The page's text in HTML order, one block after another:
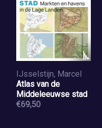
IJsselstijn, Marcel
Atlas van de
Middeleeuwse stad
€69,50